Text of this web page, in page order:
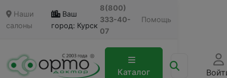
Наши
салоны
Ваш
город: Курск
8(800)
333-40-
07
Помощь
Каталог